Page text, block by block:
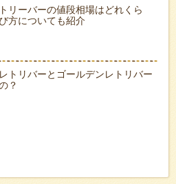
リーバーの値段相場はどれくら
方についても紹介
トリバーとゴールデンレトリバー
？